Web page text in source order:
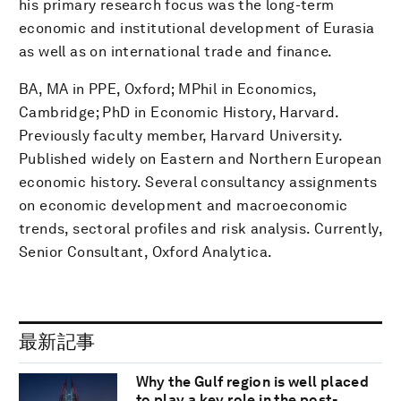
his primary research focus was the long-term
economic and institutional development of Eurasia
as well as on international trade and finance.
BA, MA in PPE, Oxford; MPhil in Economics,
Cambridge; PhD in Economic History, Harvard.
Previously faculty member, Harvard University.
Published widely on Eastern and Northern European
economic history. Several consultancy assignments
on economic development and macroeconomic
trends, sectoral profiles and risk analysis. Currently,
Senior Consultant, Oxford Analytica.
最新記事
Why the Gulf region is well placed